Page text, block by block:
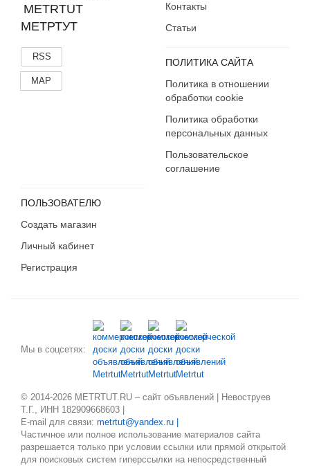
МЕТРТУТ
RSS
MAP
Контакты
Статьи
ПОЛИТИКА САЙТА
Политика в отношении
обработки cookie
Политика обработки
персональных данных
Пользовательское
соглашение
ПОЛЬЗОВАТЕЛЮ
Создать магазин
Личный кабинет
Регистрация
Мы в соцсетях:
© 2014-2026 METRTUT.RU – сайт объявлений | Невоструев
Т.Г., ИНН 182909668603 |
E-mail для связи: metrtut@yandex.ru |
Частичное или полное использование материалов сайта
разрешается только при условии ссылки или прямой открытой
для поисковых систем гиперссылки на непосредственный